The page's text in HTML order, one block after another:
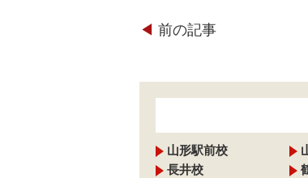
◀︎ 前の記事
山形駅前校
長井校